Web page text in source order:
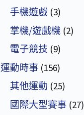
手機遊戲 (3)
掌機/遊戲機 (2)
電子競技 (9)
運動時事 (156)
其他運動 (25)
國際大型賽事 (27)